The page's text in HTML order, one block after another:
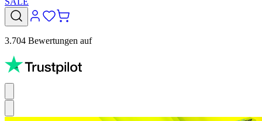
3.704 Bewertungen auf